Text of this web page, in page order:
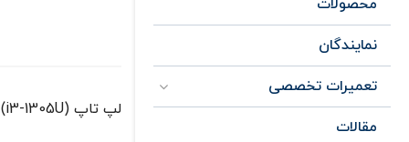
محصولات
نمایندگان
تعمیرات تخصصی
مقالات
لپ تاپ (IdeaPad Slim 3 15IRU8 (i3-1305U مناسب برای کار های روزمره ، دانشجویی